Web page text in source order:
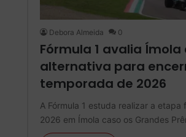
Debora Almeida 0
Fórmula 1 avalia Ímola
alternativa para
temporada de 2026
A Fórmula 1 estuda realizar a etapa
2026 em Ímola caso os Grandes